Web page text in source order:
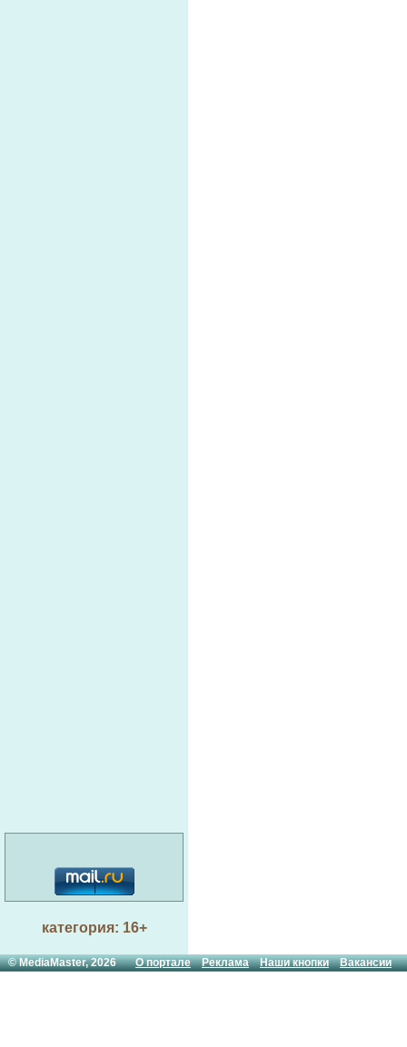
категория: 16+
© MediaMaster, 2026О портале Реклама Наши кнопки Вакансии